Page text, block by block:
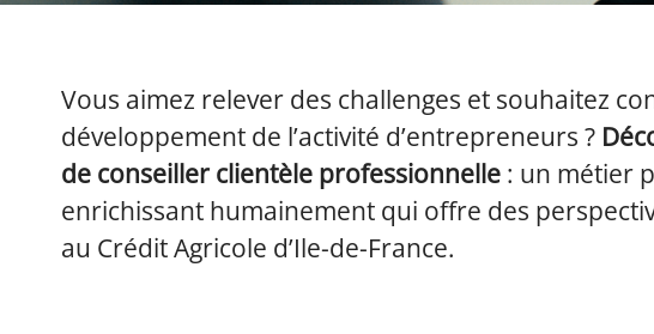
Vous aimez relever des challenges et souhaitez
développement de l’activité d’entrepreneurs ?
de conseiller clientèle professionnelle : un métier
enrichissant humainement qui offre des
au Crédit Agricole d’Ile-de-France.